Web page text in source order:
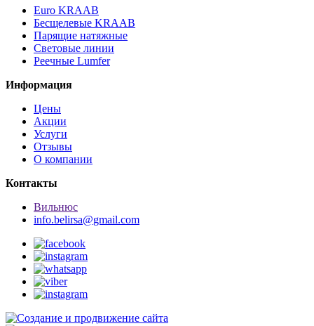
Euro KRAAB
Бесщелевые KRAAB
Парящие натяжные
Световые линии
Реечные Lumfer
Информация
Цены
Акции
Услуги
Отзывы
О компании
Контакты
Вильнюс
info.belirsa@gmail.com